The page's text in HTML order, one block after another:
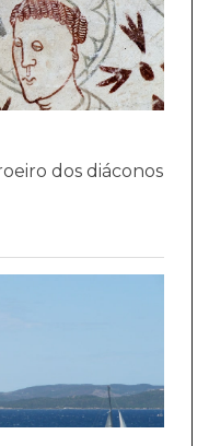
dos diáconos